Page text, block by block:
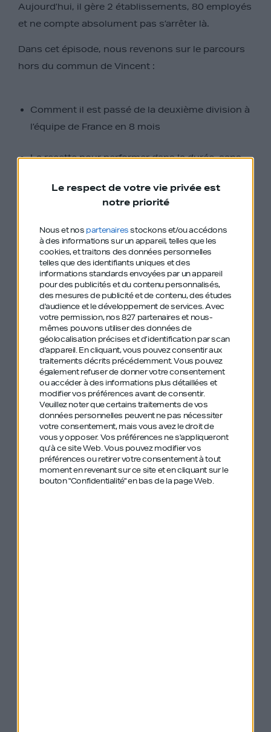
Le respect de votre vie privée est
notre priorité
Nous et nos partenairesstockons et/ou accédons
à des informations sur un appareil, telles que les
cookies, et traitons des données personnelles
telles que des identifiants uniques et des
informations standards envoyées par un appareil
pour des publicités et du contenu personnalisés,
des mesures de publicité et de contenu, des études
d'audience et le développement de services.Avec
votre permission, nos 827 partenaires et nous-
mêmes pouvons utiliser des données de
géolocalisation précises et d’identification par scan
d'appareil. En cliquant, vous pouvez consentir aux
traitements décrits précédemment. Vous pouvez
également refuser de donner votre consentement
ou accéder à des informations plus détaillées et
modifier vos préférences avant de consentir.
Veuillez noter que certains traitements de vos
données personnelles peuvent ne pas nécessiter
votre consentement, mais vous avez le droit de
vous y opposer. Vos préférences ne s'appliqueront
qu’à ce site Web. Vous pouvez modifier vos
préférences ou retirer votre consentement à tout
moment en revenant sur ce site et en cliquant sur le
bouton "Confidentialité" en bas de la page Web.
Aujourd’hui, il gère 2 établissements, 80 employés
et ne compte absolument pas s’arrêter là.
Dans cet épisode, nous revenons sur le parcours
hors du commun de Vincent :
Comment il est passé de la deuxième division à
l’équipe de France en 8 mois
La recette pour performer dans la durée, sans
Comment appréhender la pression et s’en servir
Son plan pour monter un empire de la
restauration
Découvrez un homme qui a marqué à jamais le
plus prestigieux championnat de rugby du monde
et qui s’attaque avec la même détermination au
monde de la restauration.
Vous pouvez contacter Vincent surLinkedIn
Instagram.